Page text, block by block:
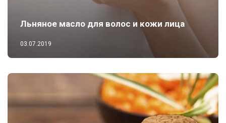
Льняное масло для волос и кожи лица
03.07.2019